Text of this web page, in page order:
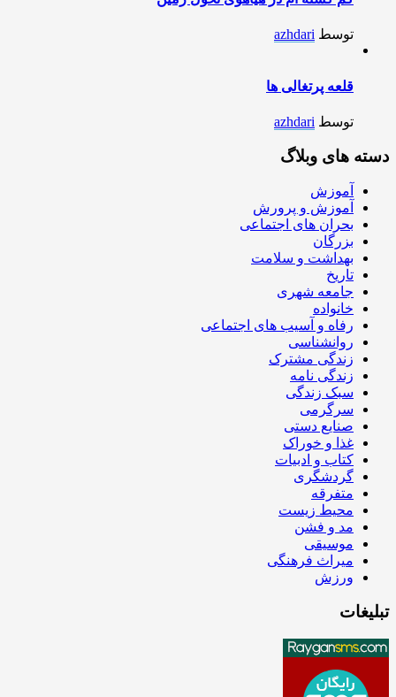
توسط azhdari
قلعه پرتغالی ها
توسط azhdari
دسته های وبلاگ
آموزش
آموزش و پرورش
بحران های اجتماعی
بزرگان
بهداشت و سلامت
تاریخ
جامعه شهری
خانواده
رفاه و آسیب های اجتماعی
روانشناسی
زندگی مشترک
زندگی نامه
سبک زندگی
سرگرمی
صنایع دستی
غذا و خوراک
کتاب و ادبیات
گردشگری
متفرقه
محیط زیست
مد و فشن
موسیقی
میراث فرهنگی
ورزش
تبلیغات